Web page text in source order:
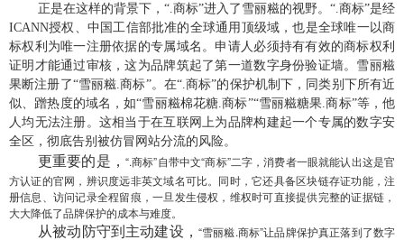
正是在这样的背景下，“.商标”进入了雪丽糍的视野。“.商标”是经
ICANN授权、中国工信部批准的全球通用顶级域，也是全球唯一以商
标权利为唯一注册依据的专属域名。申请人必须持有有效的商标权利
证明才能通过审核，这为品牌筑起了第一道数字身份验证墙。雪丽糍
果断注册了“雪丽糍.商标”。在“.商标”的保护机制下，同类别下所有近
似、蹭热度的域名，如“雪丽糍棉花糖.商标”“雪丽糍糖果.商标”等，他
人均无法注册。这相当于在互联网上为品牌构建起一个专属的数字安
全区，彻底告别被仿冒网站分流的风险。
更重要的是， “.商标”自带中文“商标”二字，消费者一眼就能认出这是官
方认证的官网，辨识度远非英文域名可比。同时，它还具备区块链存证功能，注
册信息、访问记录全程留痕，一旦发生侵权，维权时可直接提供完整的证据链，
大大降低了品牌保护的成本与难度。
从被动防守到主动建设， “雪丽糍.商标”让品牌保护真正落到了数字